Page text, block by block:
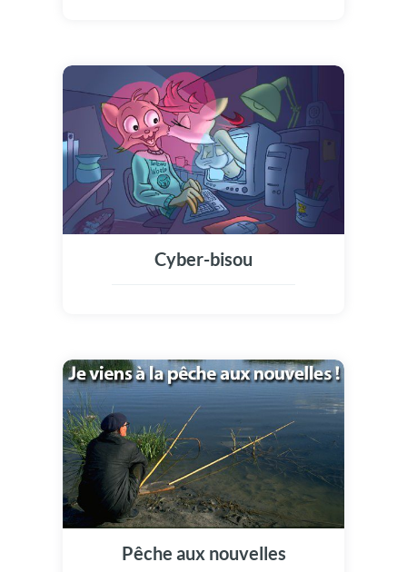
Cyber-bisou
Pêche aux nouvelles